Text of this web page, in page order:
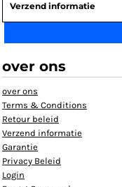
Verzend informatie
over ons
over ons
Terms & Conditions
Retour beleid
Verzend informatie
Garantie
Privacy Beleid
Login